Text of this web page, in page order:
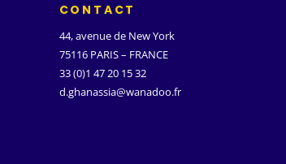
CONTACT
44, avenue de New York
75116 PARIS – FRANCE
33 (0)1 47 20 15 32
d.ghanassia@wanadoo.fr